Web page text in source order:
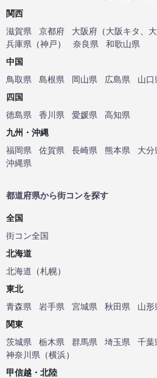
関西
滋賀県
京都府 大阪府 （大阪キタ
兵庫県 （神戸） 奈良県
和歌山県
中国
鳥取県
島根県 岡山県 広島県
山口
四国
徳島県
香川県 愛媛県
高知県
九州・沖縄
福岡県
佐賀県 長崎県 熊本県 大分
沖縄県
都道府県から街コンを探す
全国
街コン全国
北海道
北海道 （札幌）
東北
青森県
岩手県 宮城県 秋田県 山形
関東
茨城県
栃木県 群馬県 埼玉県 千葉
神奈川県 （横浜）
甲信越・北陸